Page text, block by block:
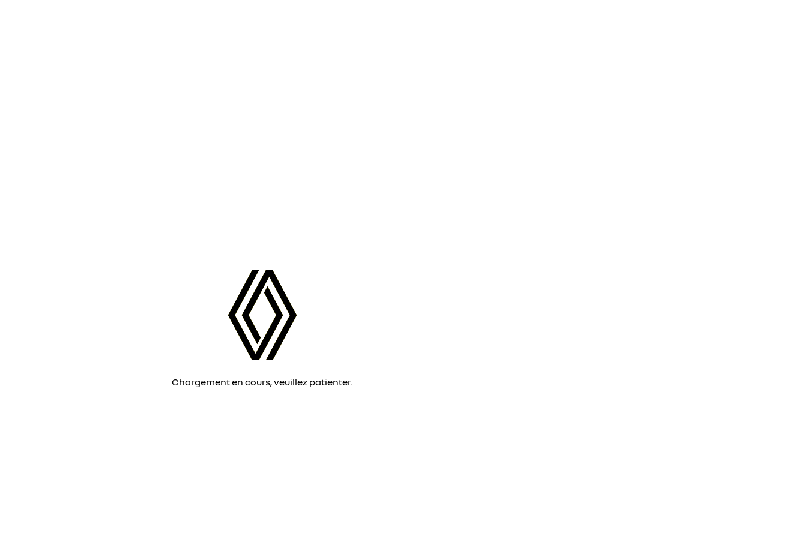
Chargement en cours, veuillez patienter.